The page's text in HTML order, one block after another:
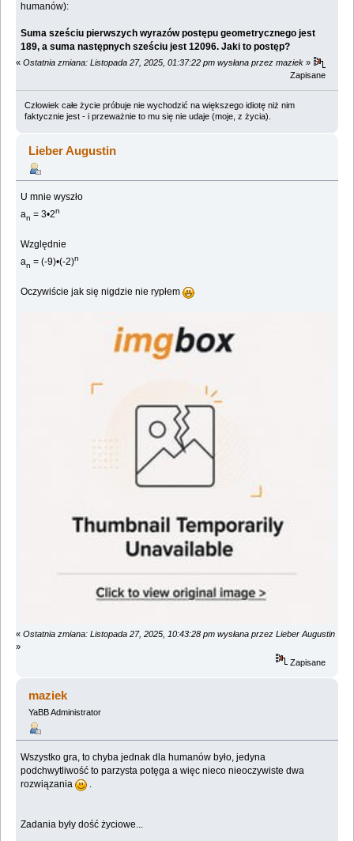
humanów):
Suma sześciu pierwszych wyrazów postępu geometrycznego jest
189, a suma następnych sześciu jest 12096. Jaki to postęp?
« Ostatnia zmiana: Listopada 27, 2025, 01:37:22 pm wysłana przez maziek »
Zapisane
Człowiek całe życie próbuje nie wychodzić na większego idiotę niż nim
faktycznie jest - i przeważnie to mu się nie udaje (moje, z życia).
Lieber Augustin
U mnie wyszło
an = 3•2n
Względnie
an = (-9)•(-2)n
Oczywiście jak się nigdzie nie rypłem
« Ostatnia zmiana: Listopada 27, 2025, 10:43:28 pm wysłana przez Lieber Augustin
»
Zapisane
maziek
YaBB Administrator
Wszystko gra, to chyba jednak dla humanów było, jedyna
podchwytliwość to parzysta potęga a więc nieco nieoczywiste dwa
rozwiązania
Zadania były dość życiowe...